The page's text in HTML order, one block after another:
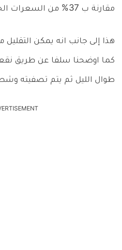
مقارنة ب 37% من السعرات الحرارية اليومية.
هذا إلى جانب انه يمكن التقليل
كما اوضحنا سلفا عن طريق
طوال الليل ثم يتم تصفيته